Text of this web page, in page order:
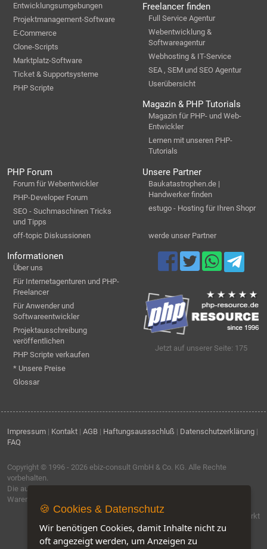
Entwicklungsumgebungen
Projektmanagement-Software
E-Commerce
Clone-Scripts
Marktplatz-Software
Ticket & Supportsysteme
PHP Scripte
Freelancer finden
Full Service Agentur
Webentwicklung &
Softwareagentur
Webhosting & IT-Service
SEA , SEM und SEO Agentur
Userübersicht
Magazin & PHP Tutorials
Magazin für PHP- und Web-
Entwickler
Lernen mit unseren PHP-
Tutorials
PHP Forum
Forum für Webentwickler
PHP-Developer Forum
SEO - Suchmaschinen Tricks
und Tipps
off-topic Diskussionen
Unsere Partner
Baukatastrophen.de |
Handwerker finden
estugo - Hosting für Ihren Shopr
werde unser Partner
Informationen
Über uns
Für Internetagenturen und PHP-
Freelancer
Für Anwender und
Softwareentwickler
Projektausschreibung
veröffentlichen
PHP Scripte verkaufen
* Unsere Preise
Glossar
Jetzt auf unserer Seite: 175
Impressum | Kontakt | AGB | Haftungsaussschluß | Datenschutzerklärung |
FAQ
Copyright © 1996 - 2026 ebiz-consult GmbH & Co. KG . Alle Rechte
vorbehalten.
Die auf dieser Seite verwendeten Produktbezeichnungen, Namen und
Warenzeichen sind Eigentum der jeweiligen Firmen.
Software by IQ-Markt
🍪 Cookies & Datenschutz
Wir benötigen Cookies, damit Inhalte nicht zu
oft angezeigt werden, um Anzeigen zu